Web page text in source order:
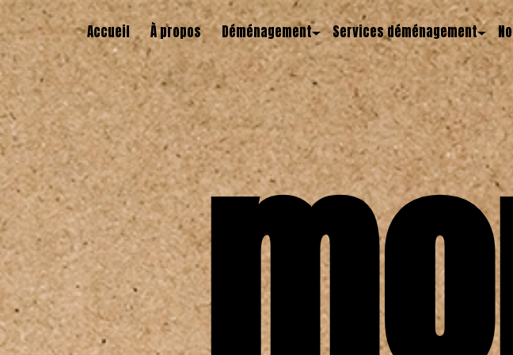
Accueil À propos Déménagement Services déménagement
Panneau de gestion des cookies